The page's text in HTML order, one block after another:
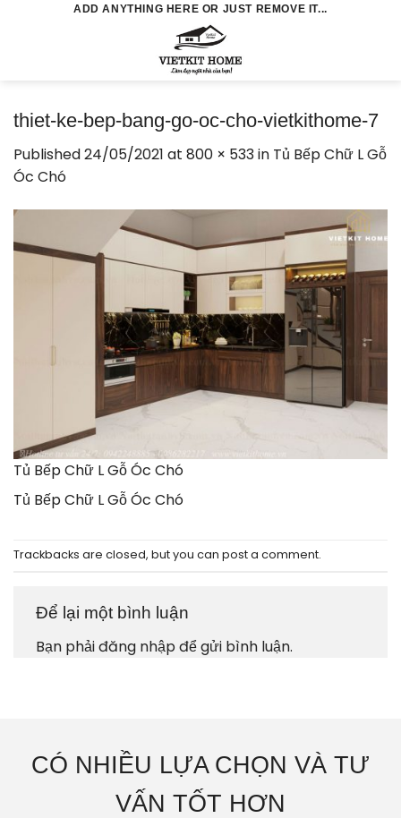
ADD ANYTHING HERE OR JUST REMOVE IT...
thiet-ke-bep-bang-go-oc-cho-vietkithome-7
Published24/05/2021 at 800 × 533in Tủ Bếp Chữ L Gỗ
Óc Chó
Tủ Bếp Chữ L Gỗ Óc Chó
Tủ Bếp Chữ L Gỗ Óc Chó
Trackbacks are closed, but you can post a comment.
Để lại một bình luận
Bạn phảiđăng nhậpđể gửi bình luận.
CÓ NHIỀU LỰA CHỌN VÀ TƯ
VẤN TỐT HƠN